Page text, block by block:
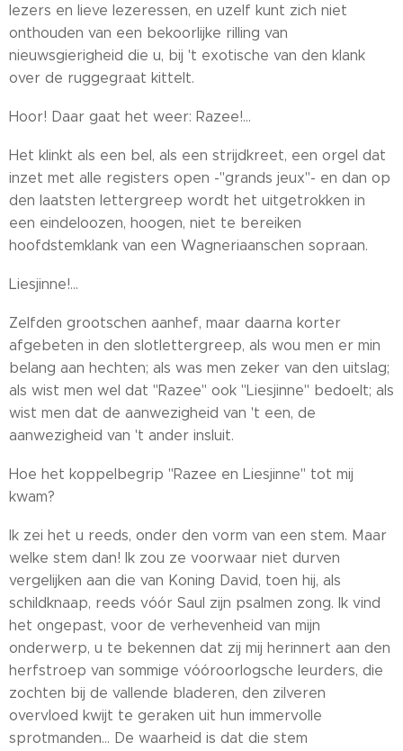
lezers en lieve lezeressen, en uzelf kunt zich niet
onthouden van een bekoorlijke rilling van
nieuwsgierigheid die u, bij 't exotische van den klank
over de ruggegraat kittelt.
Hoor! Daar gaat het weer: Razee!...
Het klinkt als een bel, als een strijdkreet, een orgel dat
inzet met alle registers open -"grands jeux"- en dan op
den laatsten lettergreep wordt het uitgetrokken in
een eindeloozen, hoogen, niet te bereiken
hoofdstemklank van een Wagneriaanschen sopraan.
Liesjinne!...
Zelfden grootschen aanhef, maar daarna korter
afgebeten in den slotlettergreep, als wou men er min
belang aan hechten; als was men zeker van den uitslag;
als wist men wel dat "Razee" ook "Liesjinne" bedoelt; als
wist men dat de aanwezigheid van 't een, de
aanwezigheid van 't ander insluit.
Hoe het koppelbegrip "Razee en Liesjinne" tot mij
kwam?
Ik zei het u reeds, onder den vorm van een stem. Maar
welke stem dan! Ik zou ze voorwaar niet durven
vergelijken aan die van Koning David, toen hij, als
schildknaap, reeds vóór Saul zijn psalmen zong. Ik vind
het ongepast, voor de verhevenheid van mijn
onderwerp, u te bekennen dat zij mij herinnert aan den
herfstroep van sommige vóóroorlogsche leurders, die
zochten bij de vallende bladeren, den zilveren
overvloed kwijt te geraken uit hun immervolle
sprotmanden... De waarheid is dat die stem